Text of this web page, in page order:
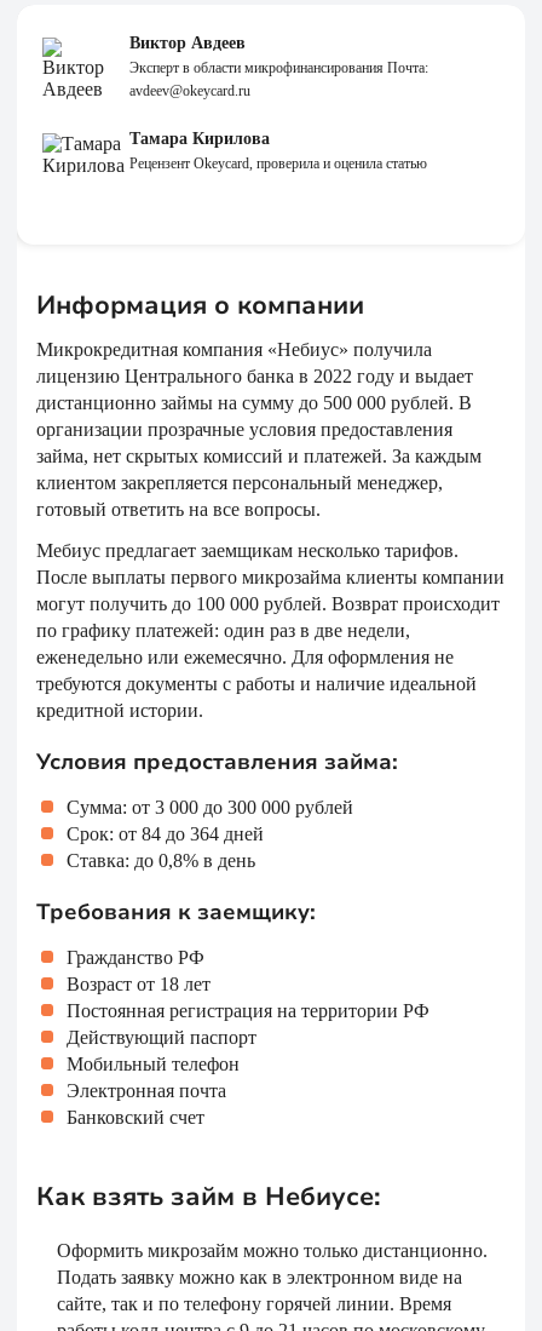
Виктор Авдеев
Эксперт в области микрофинансирования Почта:
avdeev@okeycard.ru
Тамара Кирилова
Рецензент Okeycard, проверила и оценила статью
Информация о компании
Микрокредитная компания «Небиус» получила
лицензию Центрального банка в 2022 году и выдает
дистанционно займы на сумму до 500 000 рублей. В
организации прозрачные условия предоставления
займа, нет скрытых комиссий и платежей. За каждым
клиентом закрепляется персональный менеджер,
готовый ответить на все вопросы.
Мебиус предлагает заемщикам несколько тарифов.
После выплаты первого микрозайма клиенты компании
могут получить до 100 000 рублей. Возврат происходит
по графику платежей: один раз в две недели,
еженедельно или ежемесячно. Для оформления не
требуются документы с работы и наличие идеальной
кредитной истории.
Условия предоставления займа:
Сумма: от 3 000 до 300 000 рублей
Срок: от 84 до 364 дней
Ставка: до 0,8% в день
Требования к заемщику:
Гражданство РФ
Возраст от 18 лет
Постоянная регистрация на территории РФ
Действующий паспорт
Мобильный телефон
Электронная почта
Банковский счет
Как взять займ в Небиусе:
Оформить микрозайм можно только дистанционно.
Подать заявку можно как в электронном виде на
сайте, так и по телефону горячей линии. Время